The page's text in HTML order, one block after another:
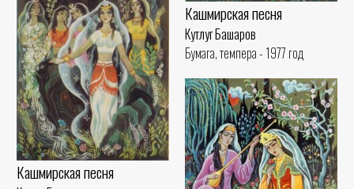
Кашмирская песня
Кутлуг Башаров
Бумага, темпера - 1977 год
Кашмирская песня